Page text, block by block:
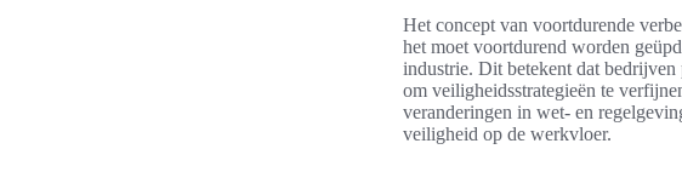
Het concept van voortdurende
het moet voortdurend worden
industrie. Dit betekent dat
om veiligheidsstrategieën te
veranderingen in wet- en
veiligheid op de werkvloer.